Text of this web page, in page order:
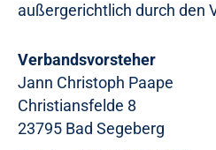
außergerichtlich durch den
Verbandsvorsteher
Jann Christoph Paape
Christiansfelde 8
23795 Bad Segeberg